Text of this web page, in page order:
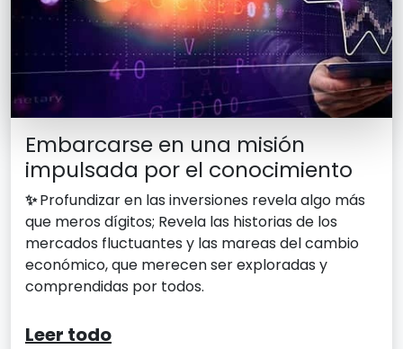
Embarcarse en una misión
impulsada por el conocimiento
✨Profundizar en las inversiones revela algo más
que meros dígitos; Revela las historias de los
mercados fluctuantes y las mareas del cambio
económico, que merecen ser exploradas y
comprendidas por todos.
Leer todo